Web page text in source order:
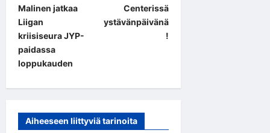
t
n
a
v
i
Malinen jatkaa
Liigan
kriisiseura JYP-​
paidassa
loppukauden
Centerissä
ystävänpäivänä
!
Aiheeseen liittyviä tarinoita